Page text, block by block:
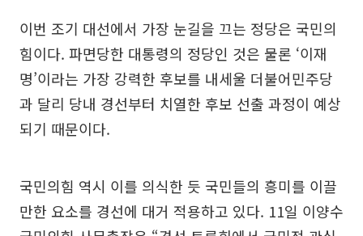
이번 조기 대선에서 가장 눈길을 끄는 정당은 국민의
힘이다. 파면당한 대통령의 정당인 것은 물론 ‘이재
명’이라는 가장 강력한 후보를 내세울 더불어민주당
과 달리 당내 경선부터 치열한 후보 선출 과정이 예상
되기 때문이다.
국민의힘 역시 이를 의식한 듯 국민들의 흥미를 이끌
만한 요소를 경선에 대거 적용하고 있다. 11일 이양수